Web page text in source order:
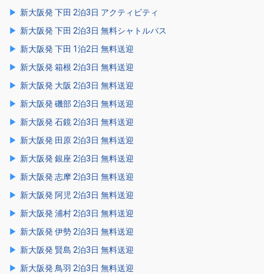
新大阪発 下田 2泊3日 アクティビティ
新大阪発 下田 2泊3日 無料シャトルバス
新大阪発 下田 1泊2日 無料送迎
新大阪発 箱根 2泊3日 無料送迎
新大阪発 大阪 2泊3日 無料送迎
新大阪発 磯部 2泊3日 無料送迎
新大阪発 石鏡 2泊3日 無料送迎
新大阪発 田原 2泊3日 無料送迎
新大阪発 銀座 2泊3日 無料送迎
新大阪発 志摩 2泊3日 無料送迎
新大阪発 阿児 2泊3日 無料送迎
新大阪発 浦村 2泊3日 無料送迎
新大阪発 伊勢 2泊3日 無料送迎
新大阪発 賢島 2泊3日 無料送迎
新大阪発 鳥羽 2泊3日 無料送迎